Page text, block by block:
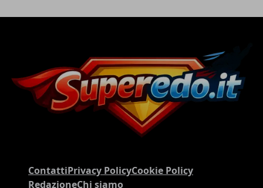
ContattiPrivacy PolicyCookie Policy
RedazioneChi siamo